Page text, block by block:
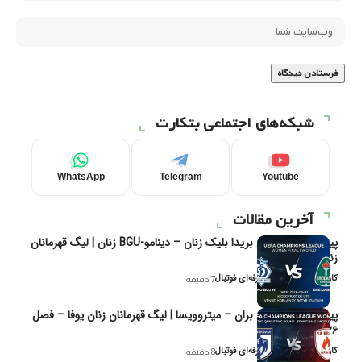
شبکه‌های اجتماعی بتکارت
Youtube
Telegram
WhatsApp
آخرین مقالات
پیش‌بینی و تحلیل بریدا بلیک زنان – دینامو-BGU زنان | لیگ قهرمانان
زنان یوفا
کاوه نیک‌فر، تحلیل‌گر حرفه‌ای فوتبال7 دقیقه
پیش‌بینی و تحلیل بران – میتروویسا | لیگ قهرمانان زنان یوفا – فصل
۲۰۲۶
کاوه نیک‌فر، تحلیل‌گر حرفه‌ای فوتبال8 دقیقه